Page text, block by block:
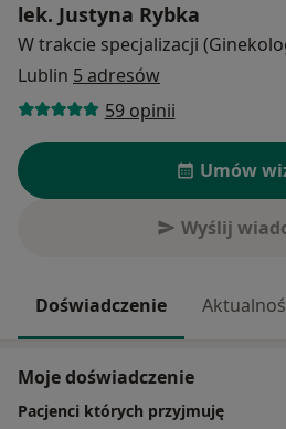
lek. Justyna Rybka
W trakcie specjalizacji
Lublin 5 adresów
59 opinii
Umów
Wyślij
Doświadczenie
Moje doświadczenie
Pacjenci których przyjmuję